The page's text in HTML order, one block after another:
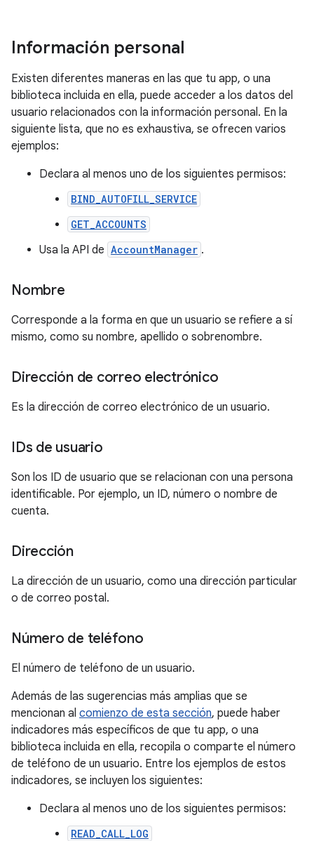
Información personal
Existen diferentes maneras en las que tu app, o una
biblioteca incluida en ella, puede acceder a los datos del
usuario relacionados con la información personal. En la
siguiente lista, que no es exhaustiva, se ofrecen varios
ejemplos:
Declara al menos uno de los siguientes permisos:
BIND_AUTOFILL_SERVICE
GET_ACCOUNTS
Usa la API de AccountManager .
Nombre
Corresponde a la forma en que un usuario se refiere a sí
mismo, como su nombre, apellido o sobrenombre.
Dirección de correo electrónico
Es la dirección de correo electrónico de un usuario.
IDs de usuario
Son los ID de usuario que se relacionan con una persona
identificable. Por ejemplo, un ID, número o nombre de
cuenta.
Dirección
La dirección de un usuario, como una dirección particular
o de correo postal.
Número de teléfono
El número de teléfono de un usuario.
Además de las sugerencias más amplias que se
mencionan al comienzo de esta sección, puede haber
indicadores más específicos de que tu app, o una
biblioteca incluida en ella, recopila o comparte el número
de teléfono de un usuario. Entre los ejemplos de estos
indicadores, se incluyen los siguientes:
Declara al menos uno de los siguientes permisos:
READ_CALL_LOG